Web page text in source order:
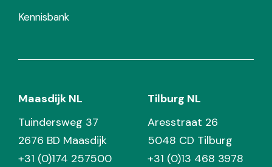
Kennisbank
Maasdijk NL
Tuindersweg 37
2676 BD Maasdijk
+31 (0)174 257500
Tilburg NL
Aresstraat 26
5048 CD Tilburg
+31 (0)13 468 3978